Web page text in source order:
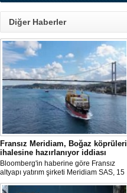
Diğer Haberler
Fransız Meridiam, Boğaz köprüleri
ihalesine hazırlanıyor iddiası
Bloomberg'in haberine göre Fransız
altyapı yatırım şirketi Meridiam SAS, 15
Temmuz Şehitler Köprüsü ile Fatih
Sultan Mehmet Köprüsü'nün